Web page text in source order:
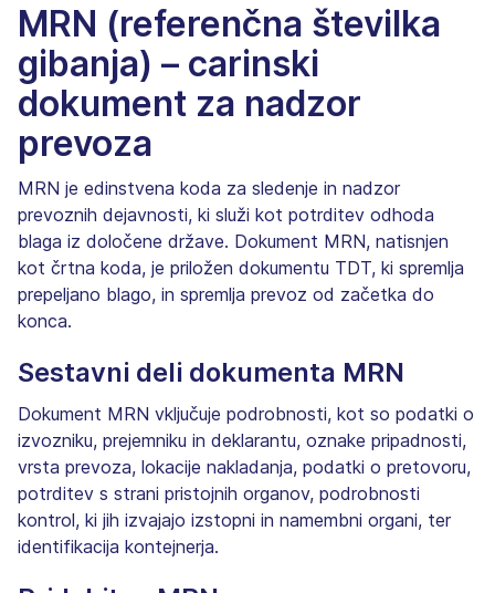
MRN (referenčna številka
gibanja) – carinski
dokument za nadzor
prevoza
MRN je edinstvena koda za sledenje in nadzor
prevoznih dejavnosti, ki služi kot potrditev odhoda
blaga iz določene države. Dokument MRN, natisnjen
kot črtna koda, je priložen dokumentu TDT, ki spremlja
prepeljano blago, in spremlja prevoz od začetka do
konca.
Sestavni deli dokumenta MRN
Dokument MRN vključuje podrobnosti, kot so podatki o
izvozniku, prejemniku in deklarantu, oznake pripadnosti,
vrsta prevoza, lokacije nakladanja, podatki o pretovoru,
potrditev s strani pristojnih organov, podrobnosti
kontrol, ki jih izvajajo izstopni in namembni organi, ter
identifikacija kontejnerja.